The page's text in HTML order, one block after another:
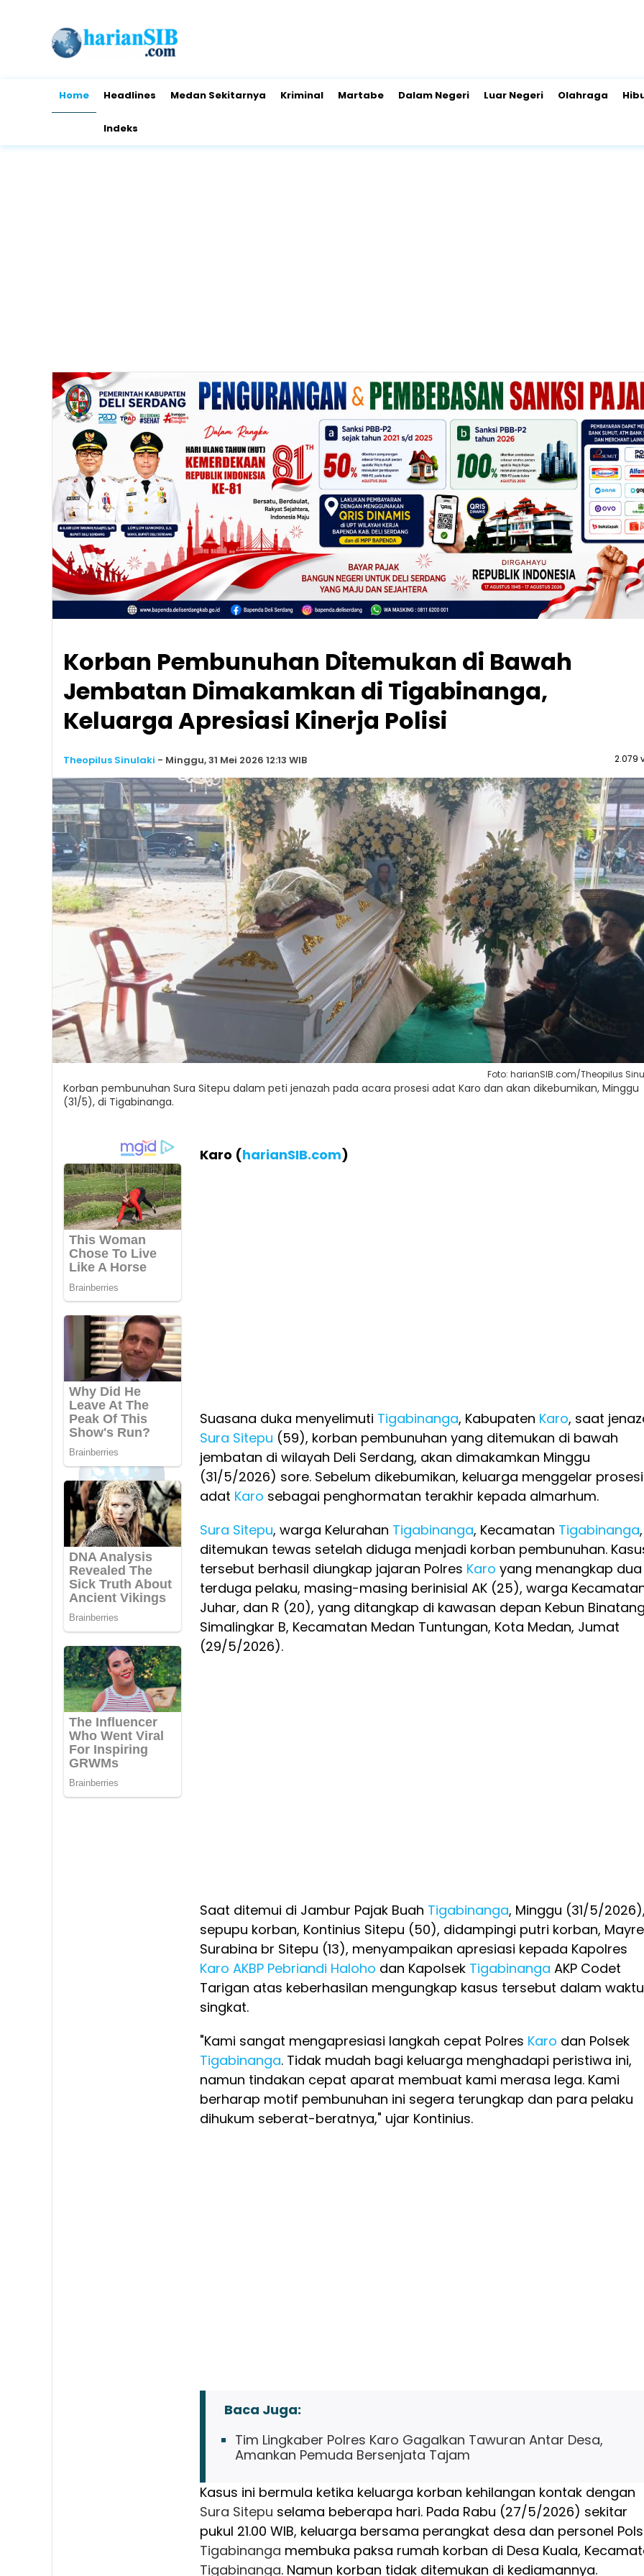
Home Headlines Medan Sekitarnya Kriminal Martabe Dalam Negeri Luar Negeri Olahraga
Indeks
Korban Pembunuhan Ditemukan di Bawah
Jembatan Dimakamkan di Tigabinanga,
Keluarga Apresiasi Kinerja Polisi
Theopilus Sinulaki - Minggu, 31 Mei 2026 12:13 WIB 2.079
Foto: harianSIB.com/Theopilus
Korban pembunuhan Sura Sitepu dalam peti jenazah pada acara prosesi adat Karo dan akan dikebumikan, Minggu
(31/5), di Tigabinanga.
Karo (harianSIB.com)
Suasana duka menyelimuti Tigabinanga, Kabupaten Karo, saat
Sura Sitepu (59), korban pembunuhan yang ditemukan di bawah
jembatan di wilayah Deli Serdang, akan dimakamkan Minggu
(31/5/2026) sore. Sebelum dikebumikan, keluarga menggelar prosesi
adat Karo sebagai penghormatan terakhir kepada almarhum.
Sura Sitepu, warga Kelurahan Tigabinanga, Kecamatan Tigabinanga,
ditemukan tewas setelah diduga menjadi korban pembunuhan.
tersebut berhasil diungkap jajaran Polres Karo yang menangkap dua
terduga pelaku, masing-masing berinisial AK (25), warga
Juhar, dan R (20), yang ditangkap di kawasan depan Kebun
Simalingkar B, Kecamatan Medan Tuntungan, Kota Medan, Jumat
(29/5/2026).
Saat ditemui di Jambur Pajak Buah Tigabinanga, Minggu (31/5/
sepupu korban, Kontinius Sitepu (50), didampingi putri korban,
Surabina br Sitepu (13), menyampaikan apresiasi kepada Kapolres
Karo AKBP Pebriandi Haloho dan Kapolsek Tigabinanga AKP Codet
Tarigan atas keberhasilan mengungkap kasus tersebut dalam waktu
singkat.
"Kami sangat mengapresiasi langkah cepat Polres Karo dan Polsek
Tigabinanga. Tidak mudah bagi keluarga menghadapi peristiwa ini,
namun tindakan cepat aparat membuat kami merasa lega. Kami
berharap motif pembunuhan ini segera terungkap dan para pelaku
dihukum seberat-beratnya," ujar Kontinius.
Baca Juga:
Tim Lingkaber Polres Karo Gagalkan Tawuran Antar Desa,
Amankan Pemuda Bersenjata Tajam
Kasus ini bermula ketika keluarga korban kehilangan kontak dengan
Sura Sitepu selama beberapa hari. Pada Rabu (27/5/2026) sekitar
pukul 21.00 WIB, keluarga bersama perangkat desa dan personel
Tigabinanga membuka paksa rumah korban di Desa Kuala,
Tigabinanga. Namun korban tidak ditemukan di kediamannya.